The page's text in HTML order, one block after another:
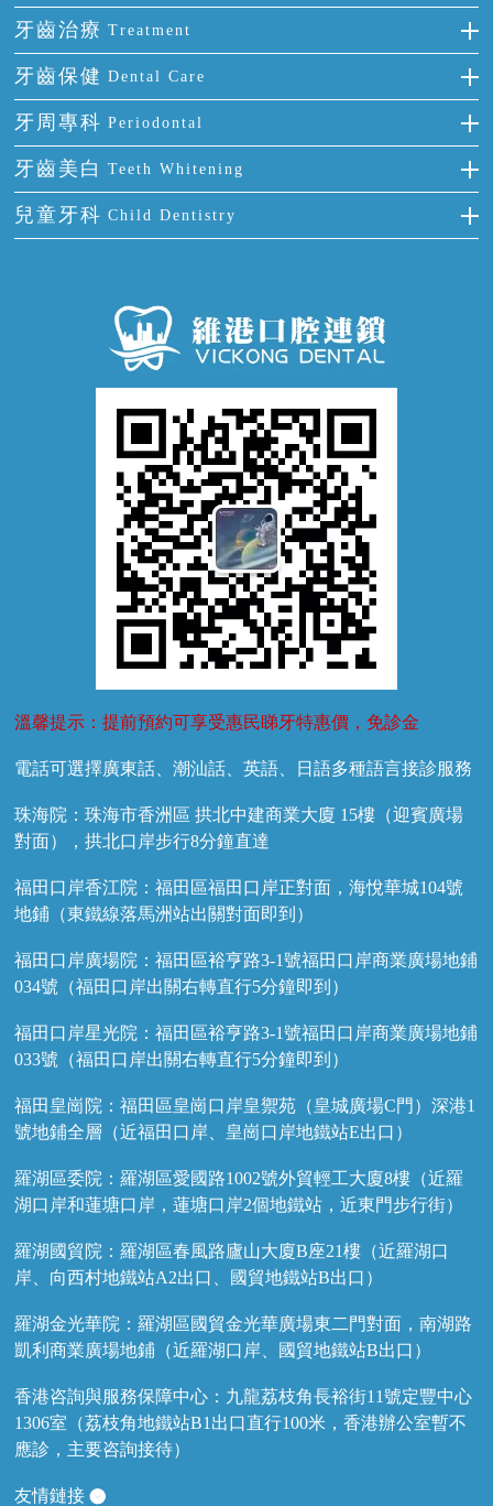
門牙缺失
多顆牙缺失
半口缺失
全口缺失
前牙反頜
牙齒擁擠
牙齒前突
牙齒稀疏
全瓷牙
烤瓷牙
氟斑牙
四環素牙
活動假牙
牙貼面
牙齒治療 Treatment
補牙
智齒
根管治療
拔牙
牙痛
牙齒保健 Dental Care
正確刷牙
全國愛牙日
預防牙病
牙科通識
牙周專科 Periodontal
牙周炎
牙齦出血
牙齦炎
牙齦萎縮
牙齒美白 Teeth Whitening
冷光美白
兒童牙科 Child Dentistry
溫馨提示：提前預約可享受惠民睇牙特惠價，免診金
電話可選擇廣東話、潮汕話、英語、日語多種語言接診服務
珠海院：珠海市香洲區 拱北中建商業大廈 15樓（迎賓廣場
對面），拱北口岸步行8分鐘直達
福田口岸香江院：福田區福田口岸正對面，海悅華城104號
地鋪（東鐵線落馬洲站出關對面即到）
福田口岸廣場院：福田區裕亨路3-1號福田口岸商業廣場地鋪
034號（福田口岸出關右轉直行5分鐘即到）
福田口岸星光院：福田區裕亨路3-1號福田口岸商業廣場地鋪
033號（福田口岸出關右轉直行5分鐘即到）
福田皇崗院：福田區皇崗口岸皇禦苑（皇城廣場C門）深港1
號地鋪全層（近福田口岸、皇崗口岸地鐵站E出口）
羅湖區委院：羅湖區愛國路1002號外貿輕工大廈8樓（近羅
湖口岸和蓮塘口岸，蓮塘口岸2個地鐵站，近東門步行街）
羅湖國貿院：羅湖區春風路廬山大廈B座21樓（近羅湖口
岸、向西村地鐵站A2出口、國貿地鐵站B出口）
羅湖金光華院：羅湖區國貿金光華廣場東二門對面，南湖路
凱利商業廣場地鋪（近羅湖口岸、國貿地鐵站B出口）
香港咨詢與服務保障中心：九龍荔枝角長裕街11號定豐中心
1306室（荔枝角地鐵站B1出口直行100米，香港辦公室暫不
應診，主要咨詢接待）
友情鏈接